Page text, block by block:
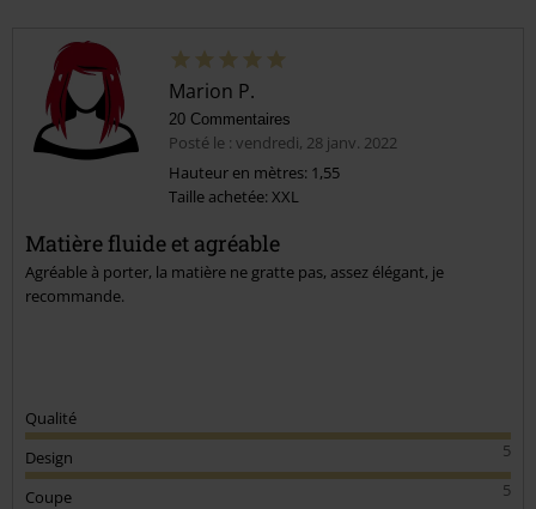
Marion P.
20 Commentaires
Posté le : vendredi, 28 janv. 2022
Hauteur en mètres: 1,55
Taille achetée: XXL
Matière fluide et agréable
Agréable à porter, la matière ne gratte pas, assez élégant, je
recommande.
Qualité
5
Design
5
Coupe